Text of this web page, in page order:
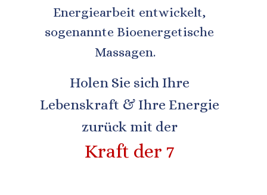
Energiearbeit entwickelt,
sogenannte Bioenergetische
Massagen.
Holen Sie sich Ihre
Lebenskraft & Ihre Energie
zurück mit der
Kraft der 7